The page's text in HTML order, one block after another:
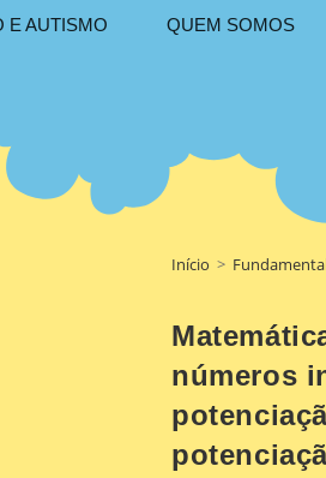
E AUTISMO QUEM SOMOS
Início >
números